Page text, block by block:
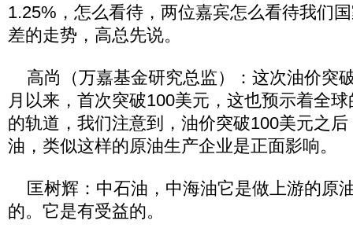
1.25%，怎么看待，两位嘉宾怎么看待我们
差的走势，高总先说。
高尚（万嘉基金研究总监）：这次油价突
月以来，首次突破100美元，这也预示着全
的轨道，我们注意到，油价突破100美元之
油，类似这样的原油生产企业是正面影响。
匡树辉：中石油，中海油它是做上游的原
的。它是有受益的。